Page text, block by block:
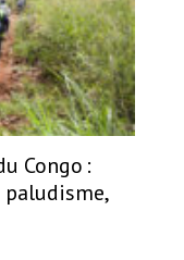
Congo :